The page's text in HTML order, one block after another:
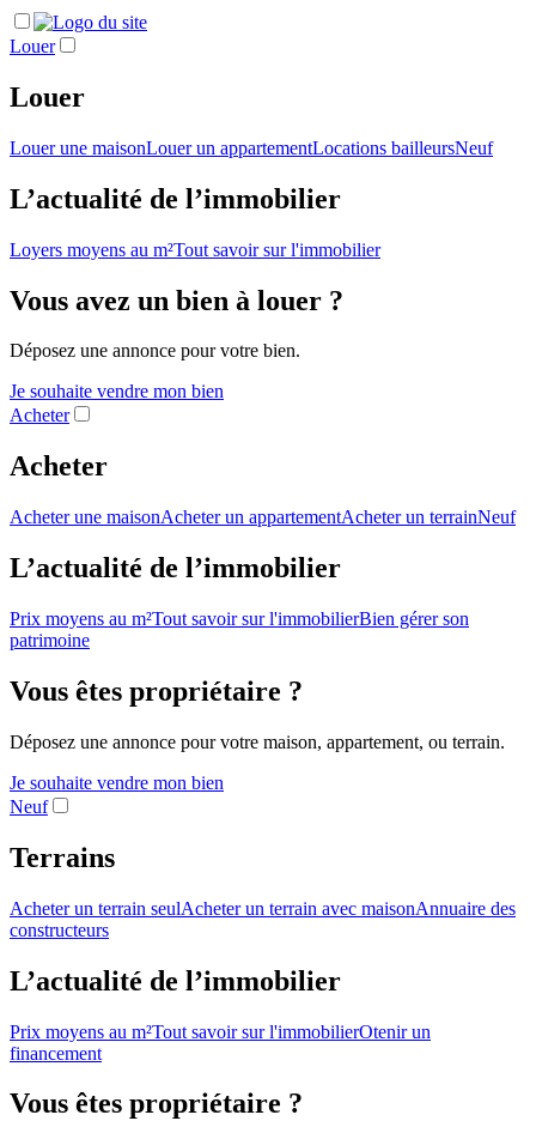
Louer
Louer
Louer une maisonLouer un appartementLocations bailleursNeuf
L’actualité de l’immobilier
Loyers moyens au m²Tout savoir sur l'immobilier
Vous avez un bien à louer ?
Déposez une annonce pour votre bien.
Je souhaite vendre mon bien
Acheter
Acheter
Acheter une maisonAcheter un appartementAcheter un terrainNeuf
L’actualité de l’immobilier
Prix moyens au m²Tout savoir sur l'immobilierBien gérer son
patrimoine
Vous êtes propriétaire ?
Déposez une annonce pour votre maison, appartement, ou terrain.
Je souhaite vendre mon bien
Neuf
Terrains
Acheter un terrain seulAcheter un terrain avec maisonAnnuaire des
constructeurs
L’actualité de l’immobilier
Prix moyens au m²Tout savoir sur l'immobilierOtenir un
financement
Vous êtes propriétaire ?